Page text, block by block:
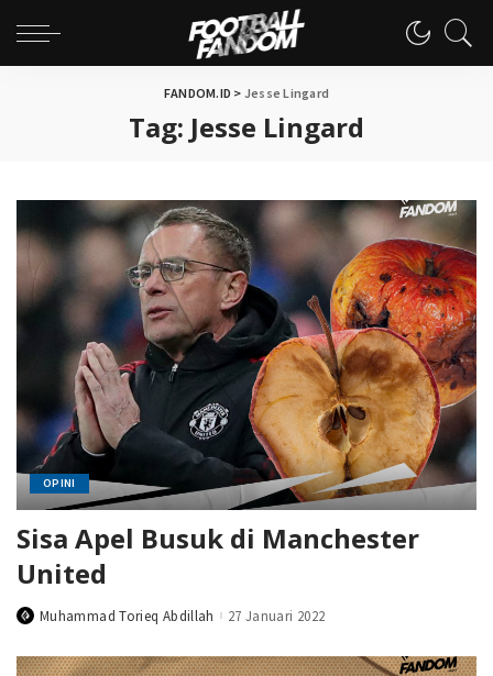
FANDOM.ID > Jesse Lingard
Tag: Jesse Lingard
OPINI
Sisa Apel Busuk di Manchester
United
PostedMuhammad Torieq Abdillah 27 Januari 2022